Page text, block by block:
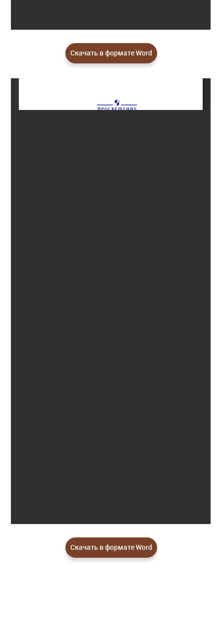
Скачать в формате Word
Скачать в формате Word